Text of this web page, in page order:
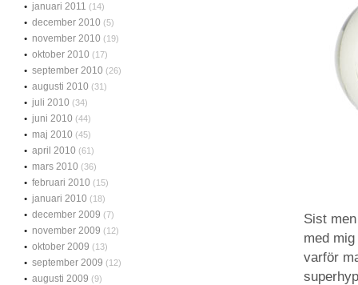
Sist
med
varför
januari 2011 (14)
december 2010 (5)
november 2010 (19)
oktober 2010 (17)
september 2010 (26)
augusti 2010 (31)
juli 2010 (34)
juni 2010 (44)
maj 2010 (45)
april 2010 (61)
mars 2010 (36)
februari 2010 (15)
januari 2010 (18)
december 2009 (7)
november 2009 (12)
oktober 2009 (13)
september 2009 (12)
augusti 2009 (9)